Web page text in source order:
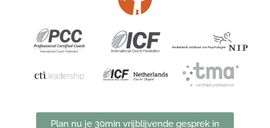
Plan nu je 30min vrijblijvende gesprek in